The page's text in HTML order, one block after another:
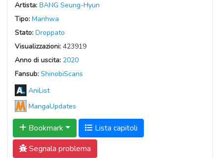
Artista: BANG Seung-Hyun
Tipo: Manhwa
Stato: Droppato
Visualizzazioni: 423919
Anno di uscita: 2020
Fansub: ShinobiScans
AniList
MangaUpdates
Bookmark
Lista capitoli
Segnala problema